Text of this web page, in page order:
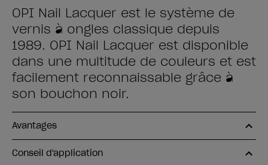
OPI Nail Lacquer est le système de
vernis à ongles classique depuis
1989. OPI Nail Lacquer est disponible
dans une multitude de couleurs et est
facilement reconnaissable grâce à
son bouchon noir.
Avantages
Conseil d'application